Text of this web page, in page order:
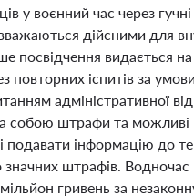
у воєнний час через
дійсними для
посвідчення видається
іспитів за
адміністративної
штрафи та можливі
подавати інформацію до
штрафів. Водночас
гривень за